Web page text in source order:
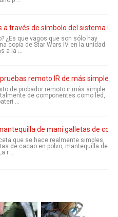
a través de símbolo del sistema
¿Es que vagos que son sólo hay
copia de Star Wars IV en la unidad
a la ...
remoto IR de más simples
de probador remoto ir más simple
de componentes como led,
...
de maní galletas de
que se hace realmente simples,
de cacao en polvo, mantequilla de
r ...